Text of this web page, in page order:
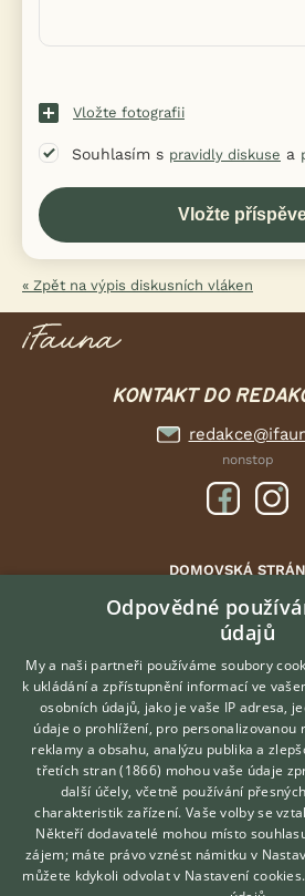
Vložte fotografii
Souhlasím s pravidly diskuse a
« Zpět na výpis diskusních vláken
KONTAKT DO
nonstop
DOMOVSKÁ
INZERCE
DISKUSE
ČLÁNKY
ATLAS
O nás
Kontakt
Možnosti zvýraznění
Podmínky užití
Zpracování osobních
Odpovědné
údajů
My a naši partneři používáme soubory
k ukládání a zpřístupnění informací ve
osobních údajů, jako je vaše IP adresa,
údaje o prohlížení, pro personalizovanou
reklamy a obsahu, analýzu publika a
třetích stran (1866) mohou vaše údaje
další účely, včetně používání
charakteristik zařízení. Vaše volby se
Někteří dodavatelé mohou místo
zájem; máte právo vznést námitku v
můžete kdykoli odvolat v Nastavení cookies.